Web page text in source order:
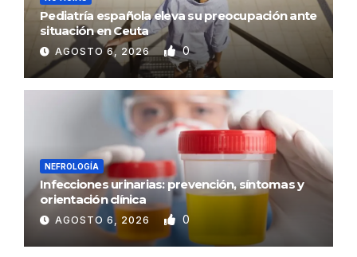
Pediatría española eleva su preocupación ante
situación en Ceuta
AGOSTO 6, 2026 0
NEFROLOGÍA
Infecciones urinarias: prevención, síntomas y
orientación clínica
AGOSTO 6, 2026 0